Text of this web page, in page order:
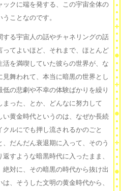
クに端を発する、この宇宙全体の
ことなのです。
る宇宙人の話やチャネリングの話
てよいほど、それまで、ほとんど
を満喫していた彼らの世界が、な
舞われて、本当に暗黒の世界とし
の悲劇や不幸の体験ばかりを繰り
った、とか、どんなに努力して
い黄金時代というのは、なぜか長続
ルにでも押し流されるかのごと
だんだん衰退期に入って、そのう
すような暗黒時代に入ったまま、
対に、その暗黒の時代から抜け出
、そうした文明の黄金時代から、